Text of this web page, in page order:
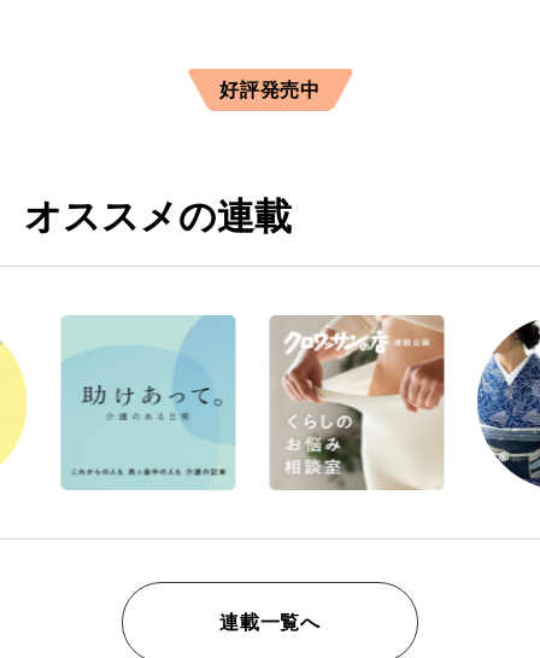
好評発売中
オススメの連載
連載一覧へ